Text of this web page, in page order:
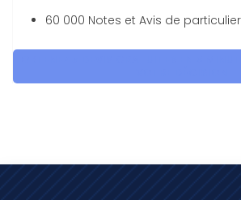
60 000 Notes et Avis de